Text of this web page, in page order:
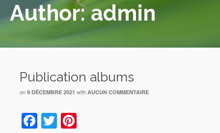
Author: admin
Publication albums
on 9 DÉCEMBRE 2021 with AUCUN COMMENTAIRE
Facebook
Twitter